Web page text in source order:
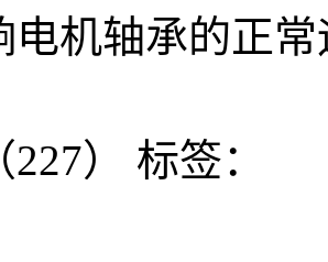
电机轴承的正
） 标签：